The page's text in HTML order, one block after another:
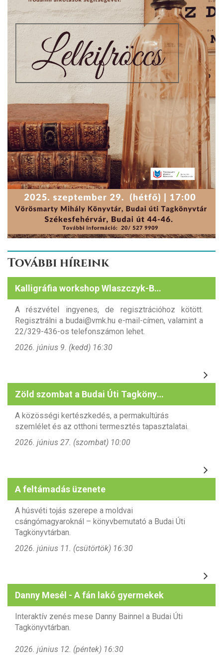
További híreink
Kalligráfia workshop Wlaszczyk-Baboth Dórával
A részvétel ingyenes, de regisztrációhoz kötött.
Regisztrálni a budai@vmk.hu e-mail-címen, valamint a
22/329-436-os telefonszámon lehet.
2026. június 9. (kedd) 16:30
Zöld szombat a Budai Úti Tagkönyvtárban
A közösségi kertészkedés, a permakultúrás
szemlélet és az otthoni termesztés tapasztalatai.
2026. június 27. (szombat) 10:00
A feltámadás üzenete
A húsvéti tojás szerepe a moldvai
csángómagyaroknál – könyvbemutató a Budai Úti
Tagkönyvtárban.
2026. június 11. (csütörtök) 16:30
Danny Mesél - A fán lakó gyermekek
Interaktív zenés mese Danny Bainnel a Budai Úti
Tagkönyvtárban.
2026. június 12. (péntek) 16:30